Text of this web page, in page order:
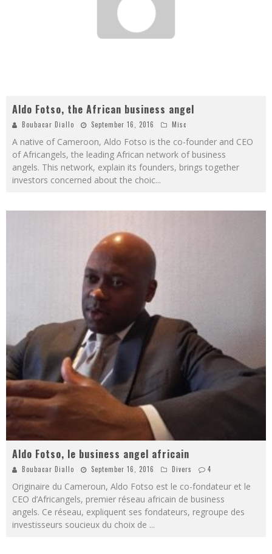
Aldo Fotso, the African business angel
Boubacar Diallo September 16, 2016 Misc
A native of Cameroon, Aldo Fotso is the co-founder and CEO
of Africangels, the leading African network of business
angels. This network, explain its founders, brings together
investors concerned about the choic...
Aldo Fotso, le business angel africain
Boubacar Diallo September 16, 2016 Divers 4
Originaire du Cameroun, Aldo Fotso est le co-fondateur et le
CEO d’Africangels, premier réseau africain de business
angels. Ce réseau, expliquent ses fondateurs, regroupe des
investisseurs soucieux du choix de ...